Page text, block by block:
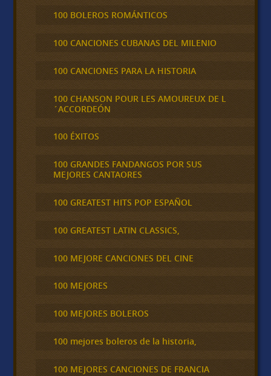
100 BOLEROS ROMÁNTICOS
100 CANCIONES CUBANAS DEL MILENIO
100 CANCIONES PARA LA HISTORIA
100 CHANSON POUR LES AMOUREUX DE L
´ACCORDEÓN
100 ÉXITOS
100 GRANDES FANDANGOS POR SUS
MEJORES CANTAORES
100 GREATEST HITS POP ESPAÑOL
100 GREATEST LATIN CLASSICS,
100 MEJORE CANCIONES DEL CINE
100 MEJORES
100 MEJORES BOLEROS
100 mejores boleros de la historia,
100 MEJORES CANCIONES DE FRANCIA